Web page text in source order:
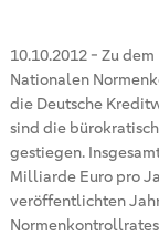
10.10.2012- Zu
Nationalen
die Deutsche
sind die
gestiegen.
Milliarde Euro pro
veröffentlichten